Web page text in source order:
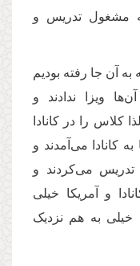
مشغول تدریس و
به آن جا رفته بودیم
ویزا ندادند و
کلاس را در کانادا
به کانادا می‌آمدند و
تدریس می‌کردند و
و آمریکا خیلی
به هم نزدیک